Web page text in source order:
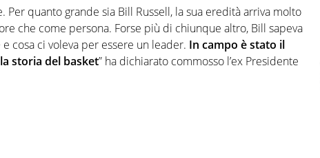
Per quanto grande sia Bill Russell, la sua eredità arriva molto
che come persona. Forse più di chiunque altro, Bill sapeva
cosa ci voleva per essere un leader. In campo è stato il
storia del basket” ha dichiarato commosso l’ex Presidente